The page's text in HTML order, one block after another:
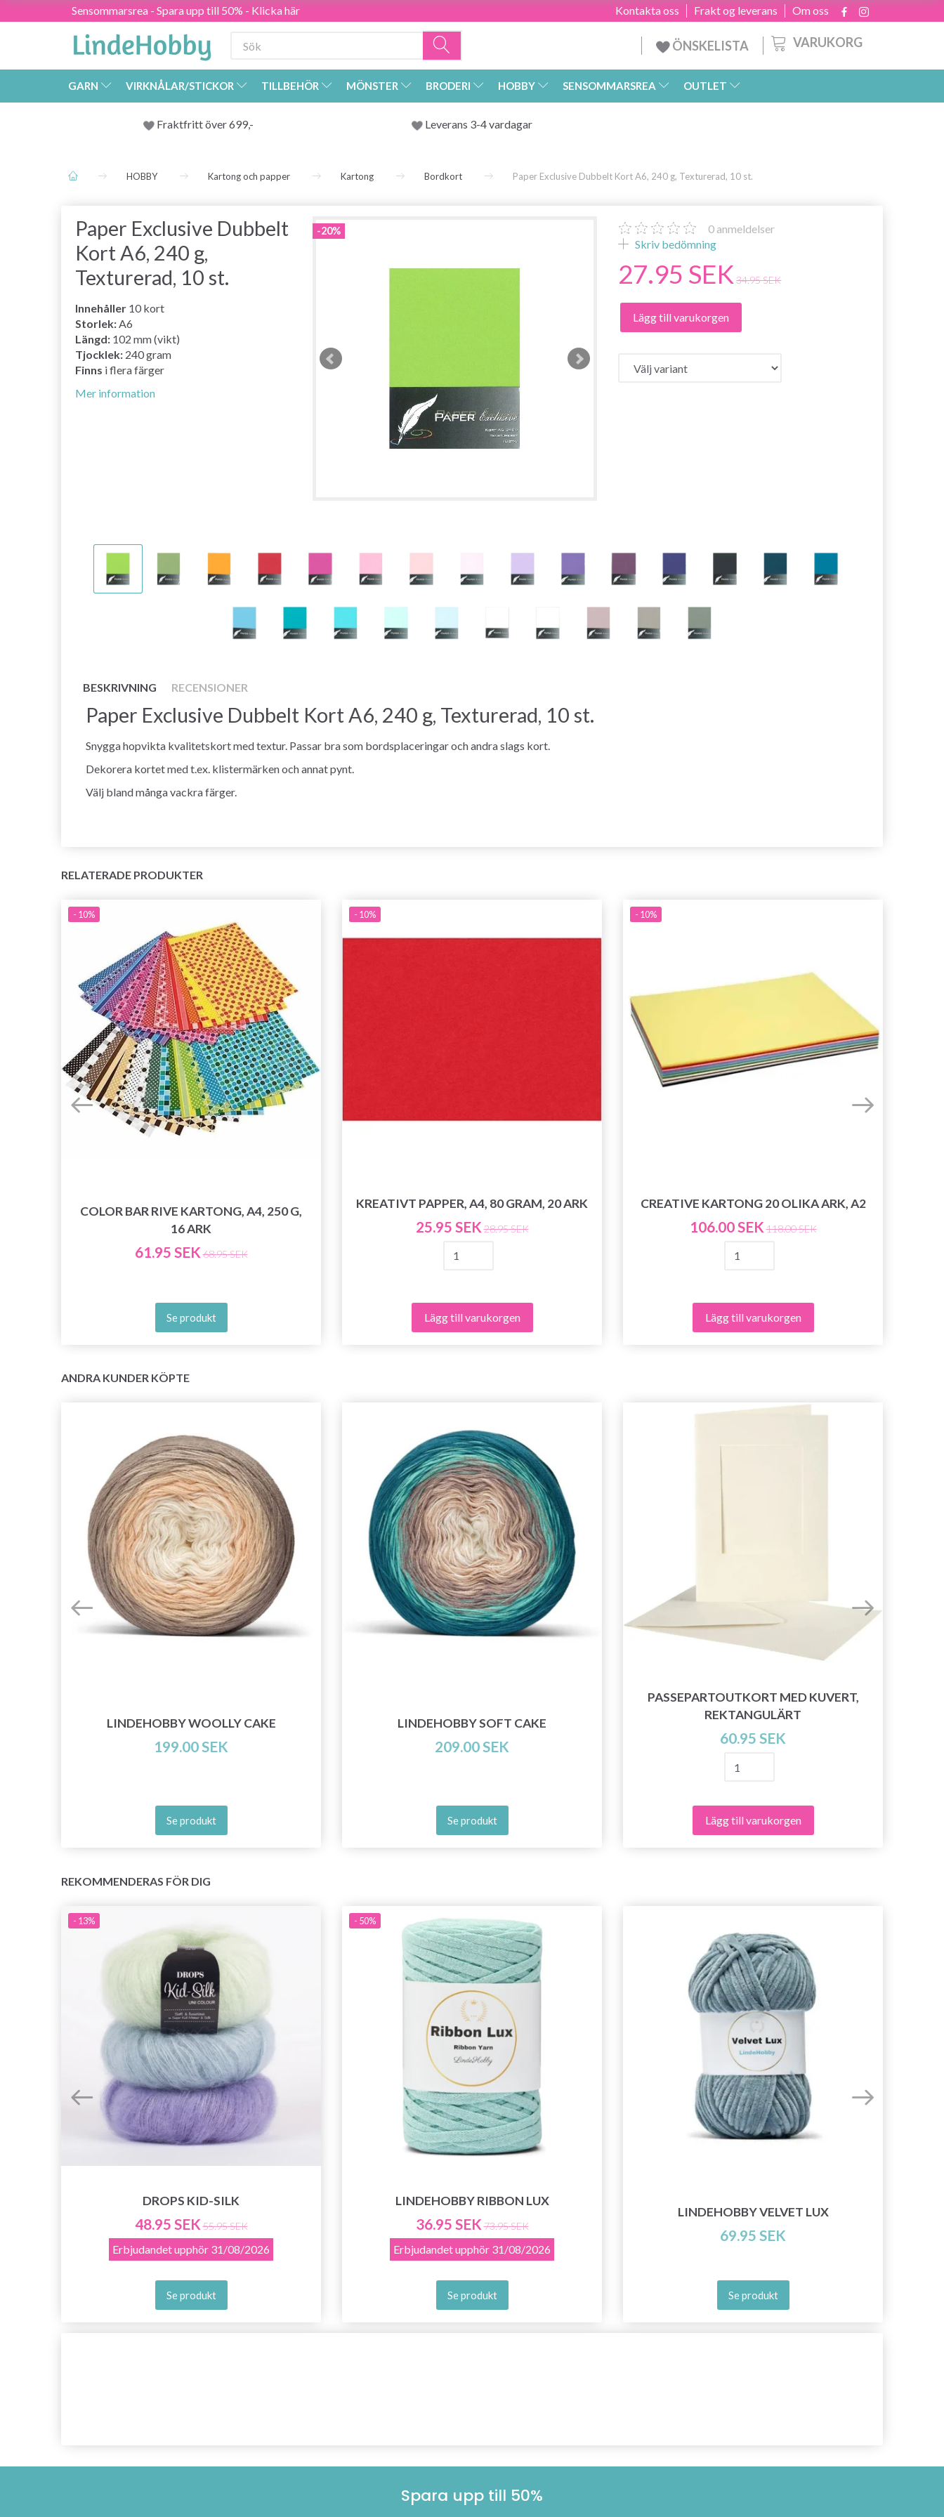
Sensommarsrea - Spara upp till 50% - Klicka här Om oss
Frakt og leverans
Kontakta oss
VARUKORG
ÖNSKELISTA
GARN VIRKNÅLAR/STICKOR TILLBEHÖR MÖNSTER BRODERI HOBBY SENSOMMARSREA OUTLET
Fraktfritt över 699,- Leverans 3-4 vardagar
HOBBY Kartong och papper Kartong Bordkort Paper Exclusive Dubbelt Kort A6, 240 g, Texturerad, 10 st.
Paper Exclusive Dubbelt
Kort A6, 240 g,
Texturerad, 10 st.
Innehåller 10 kort
Storlek:A6
Längd: 102 mm (vikt)
Tjocklek: 240 gram
Finns i flera färger
Mer information
-20% 0 anmeldelser
Skriv bedömning
27.95 SEK 34.95 SEK
Lägg till varukorgen
BESKRIVNING RECENSIONER
Paper Exclusive Dubbelt Kort A6, 240 g, Texturerad, 10 st.
Snygga hopvikta kvalitetskort med textur. Passar bra som bordsplaceringar och andra slags kort.
Dekorera kortet med t.ex. klistermärken och annat pynt.
Välj bland många vackra färger.
RELATERADE PRODUKTER
- 10%
COLOR BAR RIVE KARTONG, A4, 250 G,
16 ARK
61.95 SEK 68.95 SEK
Se produkt
- 10%
KREATIVT PAPPER, A4, 80 GRAM, 20 ARK
25.95 SEK 28.95 SEK
Lägg till varukorgen
- 10%
CREATIVE KARTONG 20 OLIKA ARK, A2
106.00 SEK 118.00 SEK
Lägg till varukorgen
ANDRA KUNDER KÖPTE
LINDEHOBBY WOOLLY CAKE
199.00 SEK
Se produkt
LINDEHOBBY SOFT CAKE
209.00 SEK
Se produkt
PASSEPARTOUTKORT MED KUVERT,
REKTANGULÄRT
60.95 SEK
Lägg till varukorgen
REKOMMENDERAS FÖR DIG
- 13%
DROPS KID-SILK
48.95 SEK 55.95 SEK
Erbjudandet upphör 31/08/2026
Se produkt
- 50%
LINDEHOBBY RIBBON LUX
36.95 SEK 73.95 SEK
Erbjudandet upphör 31/08/2026
Se produkt
LINDEHOBBY VELVET LUX
69.95 SEK
Se produkt
Spara upp till 50%
Spara upp till 50%!
Bli en del av vår garn-gemenskap och få
exklusiv tillgång till inspirerande
stickmönster och specialerbjudanden!
Prenumerera